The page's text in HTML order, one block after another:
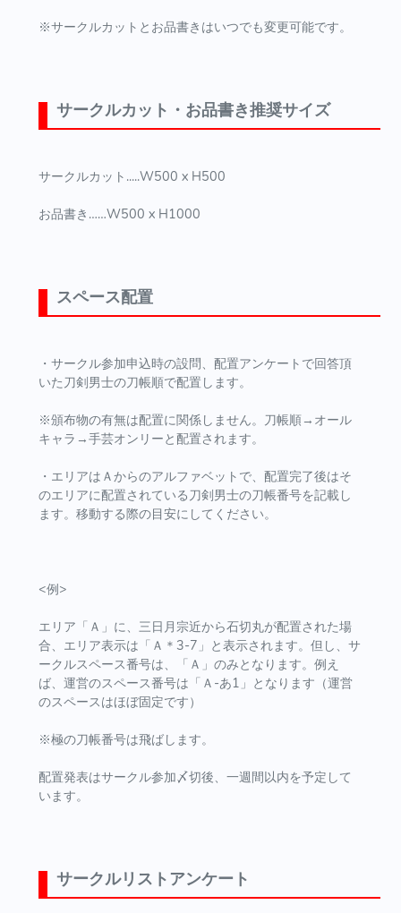
※サークルカットとお品書きはいつでも変更可能です。
サークルカット・お品書き推奨サイズ
サークルカット.....W500 x H500
お品書き……W500 x H1000
スペース配置
・サークル参加申込時の設問、配置アンケートで回答頂
いた刀剣男士の刀帳順で配置します。
※頒布物の有無は配置に関係しません。刀帳順→オール
キャラ→手芸オンリーと配置されます。
・エリアはＡからのアルファベットで、配置完了後はそ
のエリアに配置されている刀剣男士の刀帳番号を記載し
ます。移動する際の目安にしてください。
<例>
エリア「Ａ」に、三日月宗近から石切丸が配置された場
合、エリア表示は「Ａ＊3-7」と表示されます。但し、サ
ークルスペース番号は、「Ａ」のみとなります。例え
ば、運営のスペース番号は「Ａ-あ1」となります（運営
のスペースはほぼ固定です）
※極の刀帳番号は飛ばします。
配置発表はサークル参加〆切後、一週間以内を予定して
います。
サークルリストアンケート